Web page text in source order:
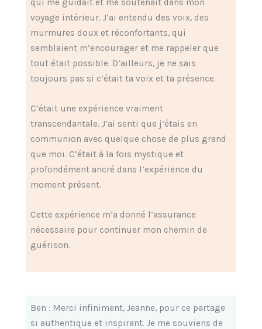
qui me guidait et me soutenait dans mon
voyage intérieur. J’ai entendu des voix, des
murmures doux et réconfortants, qui
semblaient m’encourager et me rappeler que
tout était possible. D’ailleurs, je ne sais
toujours pas si c’était ta voix et ta présence.
C’était une expérience vraiment
transcendantale. J’ai senti que j’étais en
communion avec quelque chose de plus grand
que moi. C’était à la fois mystique et
profondément ancré dans l’expérience du
moment présent.
Cette expérience m’a donné l’assurance
nécessaire pour continuer mon chemin de
guérison.
Ben : Merci infiniment, Jeanne, pour ce partage
si authentique et inspirant. Je me souviens de